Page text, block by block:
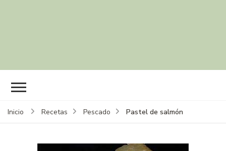
Inicio Recetas Pescado Pastel de salmón